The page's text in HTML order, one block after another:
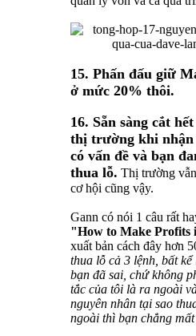
15. Phấn đấu giữ
ở mức 20% thôi.
16. Sẵn sàng cắt
thị trường khi
có vấn đề và bạn
thua lỗ. Thị trường
cơ hội cũng vậy.
Gann có nói 1 câu rất
"How to Make Profits
xuất bản cách đây hơn
thua lỗ cả 3 lệnh, bất
bạn đã sai, chứ không
tắc của tôi là ra ngoài
nguyên nhân tại sao
ngoài thì bạn chẳng